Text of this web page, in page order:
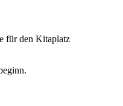
für den Kitaplatz